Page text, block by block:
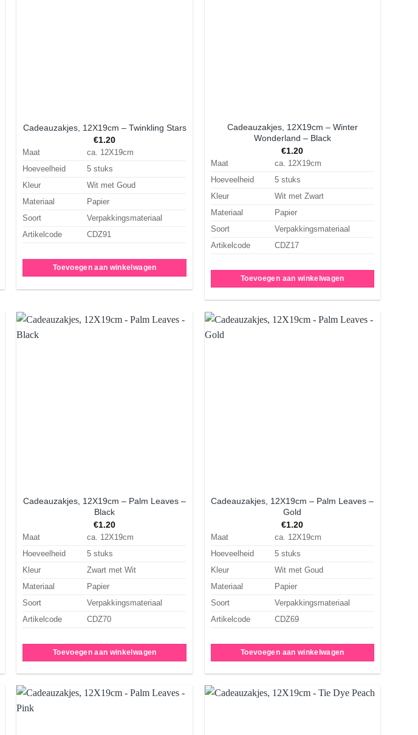
Cadeauzakjes, 12X19cm – Twinkling Stars
€1.20
Maat
ca. 12X19cm
Hoeveelheid
5 stuks
Kleur
Wit met Goud
Materiaal
Papier
Soort
Verpakkingsmateriaal
Artikelcode
CDZ91
Toevoegen aan winkelwagen
Cadeauzakjes, 12X19cm – Winter
Wonderland – Black
€1.20
Maat
ca. 12X19cm
Hoeveelheid
5 stuks
Kleur
Wit met Zwart
Materiaal
Papier
Soort
Verpakkingsmateriaal
Artikelcode
CDZ17
Toevoegen aan winkelwagen
Cadeauzakjes, 12X19cm – Palm Leaves –
Black
€1.20
Maat
ca. 12X19cm
Hoeveelheid
5 stuks
Kleur
Zwart met Wit
Materiaal
Papier
Soort
Verpakkingsmateriaal
Artikelcode
CDZ70
Toevoegen aan winkelwagen
Cadeauzakjes, 12X19cm – Palm Leaves –
Gold
€1.20
Maat
ca. 12X19cm
Hoeveelheid
5 stuks
Kleur
Wit met Goud
Materiaal
Papier
Soort
Verpakkingsmateriaal
Artikelcode
CDZ69
Toevoegen aan winkelwagen